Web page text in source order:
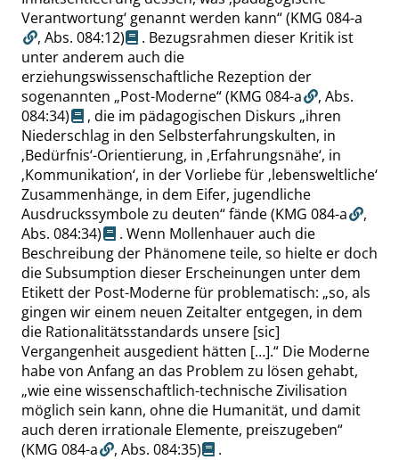
Verantwortung‘ genannt werden kann“(KMG 084-a
, Abs. 084:12)
. Bezugsrahmen dieser Kritik ist
unter anderem auch die
erziehungswissenschaftliche Rezeption der
sogenannten „Post-Moderne“(KMG 084-a , Abs.
084:34) , die im pädagogischen Diskurs „ihren
Niederschlag in den Selbsterfahrungskulten, in
‚Bedürfnis‘-Orientierung, in ‚Erfahrungsnähe‘, in
‚Kommunikation‘, in der Vorliebe für ‚lebensweltliche‘
Zusammenhänge, in dem Eifer, jugendliche
Ausdruckssymbole zu deuten“fände(KMG 084-a
,
Abs. 084:34)
. Wenn Mollenhauer auch die
Beschreibung der Phänomene teile, so hielte er doch
die Subsumption dieser Erscheinungen unter dem
Etikett der Post-Moderne für problematisch: „so, als
gingen wir einem neuen Zeitalter entgegen, in dem
die Rationalitätsstandards unsere [sic]
Vergangenheit ausgedient hätten […].“ Die Moderne
habe von Anfang an das Problem zu lösen gehabt,
„wie eine wissenschaftlich-technische Zivilisation
möglich sein kann, ohne die Humanität, und damit
auch deren irrationale Elemente, preiszugeben“
(KMG 084-a
, Abs. 084:35)
.